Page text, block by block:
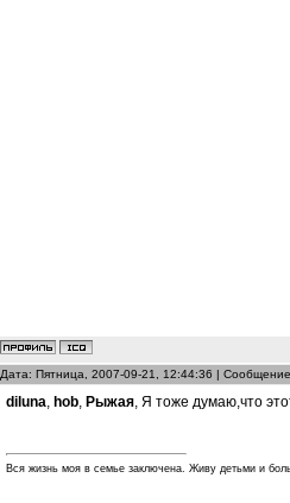
Дата: Пятница, 2007-09-21, 12:44:36 |
diluna, hob, Рыжая, Я тоже думаю,что
Вся жизнь моя в семье заключена. Живу детьми и